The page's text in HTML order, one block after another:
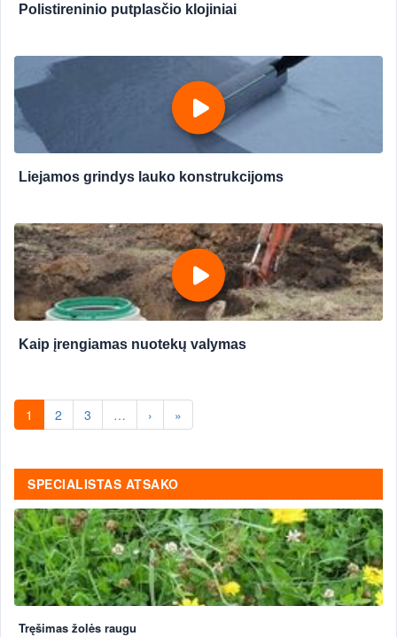
Polistireninio putplasčio klojiniai
Liejamos grindys lauko konstrukcijoms
Kaip įrengiamas nuotekų valymas
1 2 3 … › »
SPECIALISTAS ATSAKO
Tręšimas žolės raugu